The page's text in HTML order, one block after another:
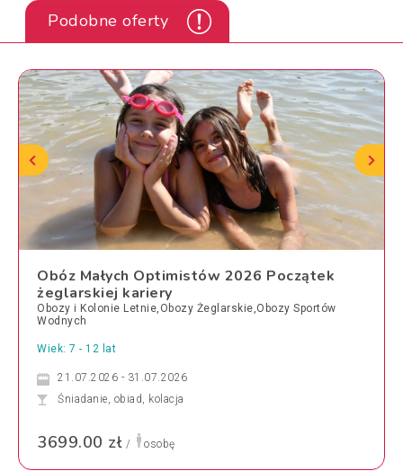
Podobne oferty
Obóz Małych Optimistów 2026 Początek
żeglarskiej kariery
Obozy i Kolonie Letnie,Obozy Żeglarskie,Obozy Sportów
Wodnych
Wiek: 7 - 12 lat
21.07.2026 - 31.07.2026
Śniadanie, obiad, kolacja
3699.00 zł / osobę